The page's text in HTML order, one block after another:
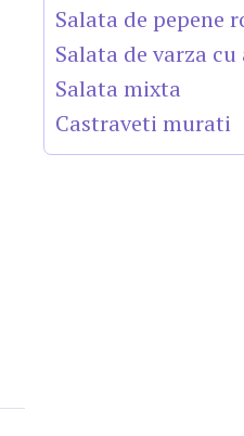
Salata de pepene
Salata de varza cu
Salata mixta
Castraveti murati